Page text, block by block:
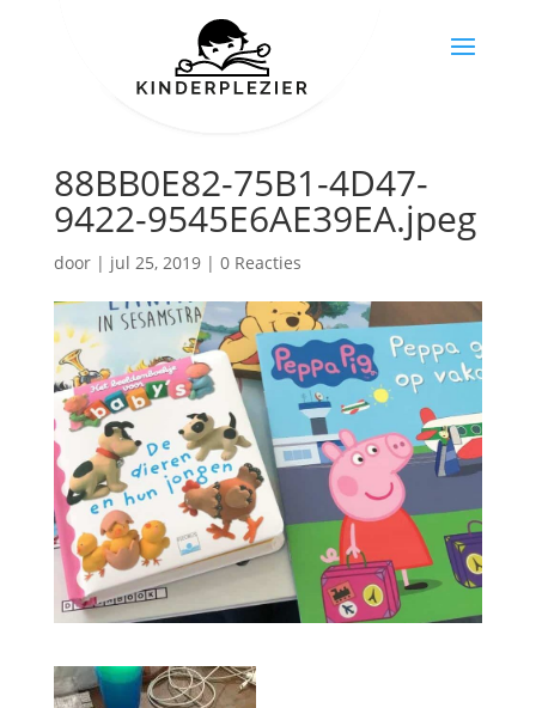
88BB0E82-75B1-4D47-
9422-9545E6AE39EA.jpeg
door | jul 25, 2019| 0 Reacties